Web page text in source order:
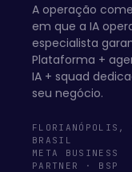
A operação
em que a IA
especialista
Plataforma +
IA + squad
seu negócio.
FLORIANÓPOLIS,
BRASIL
META BUSINESS
PARTNER · BSP